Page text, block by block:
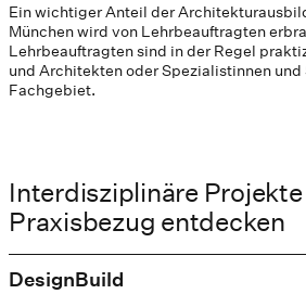
Ein wichtiger Anteil der
München wird von Lehrbeauftragten
Lehrbeauftragten sind in der Regel
und Architekten oder Spezialistinnen
Fachgebiet.
Interdisziplinäre
Praxisbezug entdecken
DesignBuild